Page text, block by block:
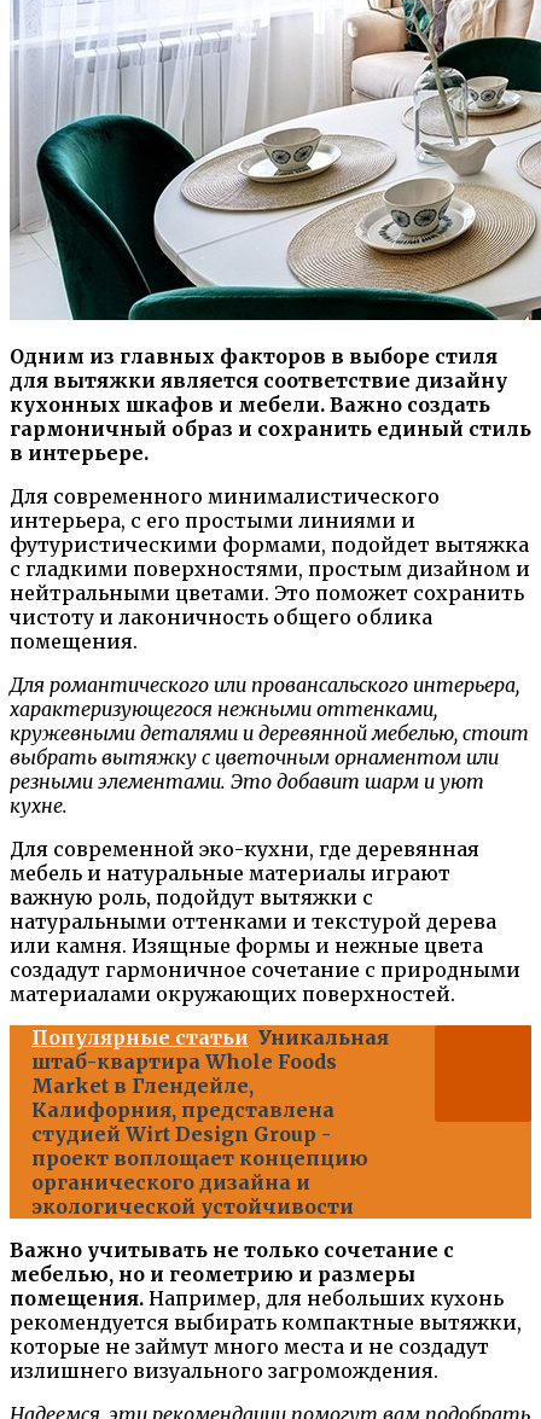
Одним из главных факторов в выборе стиля
для вытяжки является соответствие дизайну
кухонных шкафов и мебели. Важно создать
гармоничный образ и сохранить единый стиль
в интерьере.
Для современного минималистического
интерьера, с его простыми линиями и
футуристическими формами, подойдет вытяжка
с гладкими поверхностями, простым дизайном и
нейтральными цветами. Это поможет сохранить
чистоту и лаконичность общего облика
помещения.
Для романтического или провансальского интерьера,
характеризующегося нежными оттенками,
кружевными деталями и деревянной мебелью, стоит
выбрать вытяжку с цветочным орнаментом или
резными элементами. Это добавит шарм и уют
кухне.
Для современной эко-кухни, где деревянная
мебель и натуральные материалы играют
важную роль, подойдут вытяжки с
натуральными оттенками и текстурой дерева
или камня. Изящные формы и нежные цвета
создадут гармоничное сочетание с природными
материалами окружающих поверхностей.
Популярные статьи Уникальная
штаб-квартира Whole Foods
Market в Глендейле,
Калифорния, представлена
студией Wirt Design Group -
проект воплощает концепцию
органического дизайна и
экологической устойчивости
Важно учитывать не только сочетание с
мебелью, но и геометрию и размеры
помещения. Например, для небольших кухонь
рекомендуется выбирать компактные вытяжки,
которые не займут много места и не создадут
излишнего визуального загромождения.